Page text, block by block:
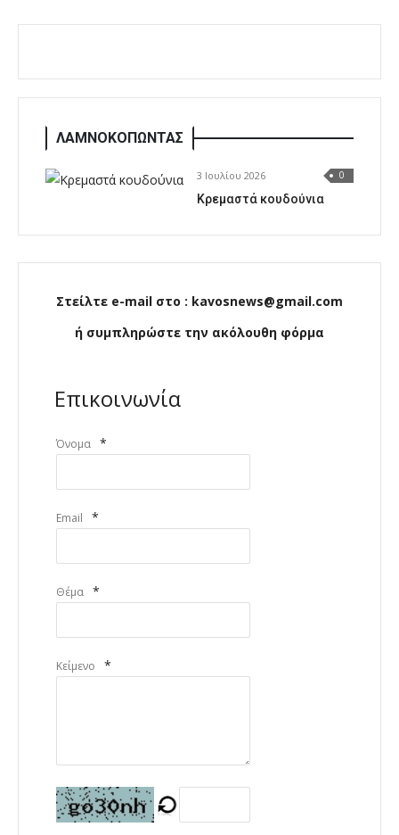
ΛΑΜΝΟΚΟΠΩΝΤΑΣ
3 Ιουλίου 2026 0
Κρεμαστά κουδούνια
Στείλτε e-mail στο : kavosnews@gmail.com
ή συμπληρώστε την ακόλουθη φόρμα
Επικοινωνία
Όνομα *
Email *
Θέμα *
Κείμενο *